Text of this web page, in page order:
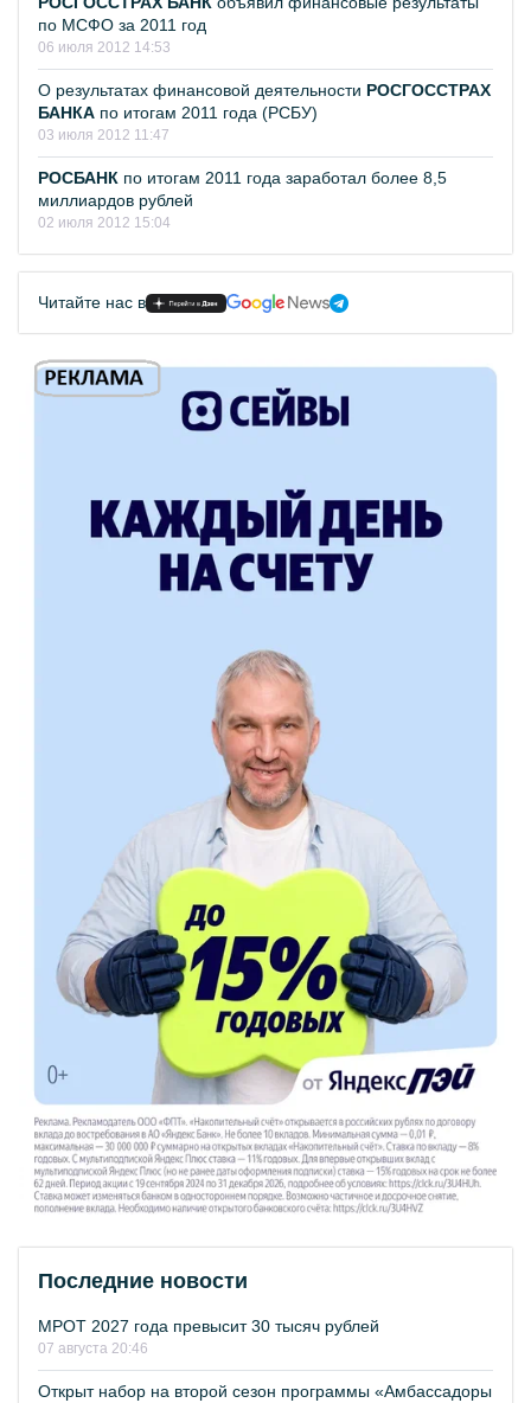
по МСФО за 2011 год
06 июля 2012 14:53
О результатах финансовой деятельности РОСГОССТРАХ
БАНКА по итогам 2011 года (РСБУ)
03 июля 2012 11:47
РОСБАНК по итогам 2011 года заработал более 8,5
миллиардов рублей
02 июля 2012 15:04
Читайте нас в
Последние новости
МРОТ 2027 года превысит 30 тысяч рублей
07 августа 20:46
Открыт набор на второй сезон программы «Амбассадоры